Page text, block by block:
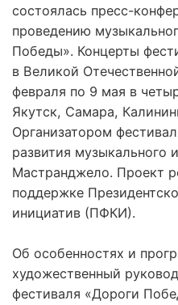
состоялась пресс-
проведению
Победы». Концерты
в Великой
февраля по 9 мая в
Якутск, Самара,
Организатором
развития музыкального
Мастранджело. Проект
поддержке
инициатив (ПФКИ).
Об особенностях и
художественный
фестиваля «Дороги